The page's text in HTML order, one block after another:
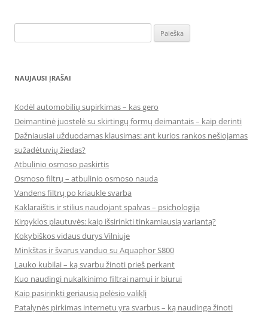
NAUJAUSI ĮRAŠAI
Kodėl automobilių supirkimas – kas gero
Deimantinė juostelė su skirtingų formų deimantais – kaip derinti
Dažniausiai užduodamas klausimas: ant kurios rankos nešiojamas
sužadėtuvių žiedas?
Atbulinio osmoso paskirtis
Osmoso filtrų – atbulinio osmoso nauda
Vandens filtrų po kriaukle svarba
Kaklaraištis ir stilius naudojant spalvas – psichologija
Kirpyklos plautuvės: kaip išsirinkti tinkamiausią variantą?
Kokybiškos vidaus durys Vilniuje
Minkštas ir švarus vanduo su Aquaphor S800
Lauko kubilai – ką svarbu žinoti prieš perkant
Kuo naudingi nukalkinimo filtrai namui ir biurui
Kaip pasirinkti geriausią pelėsio valiklį
Patalynės pirkimas internetu yra svarbus – ką naudinga žinoti